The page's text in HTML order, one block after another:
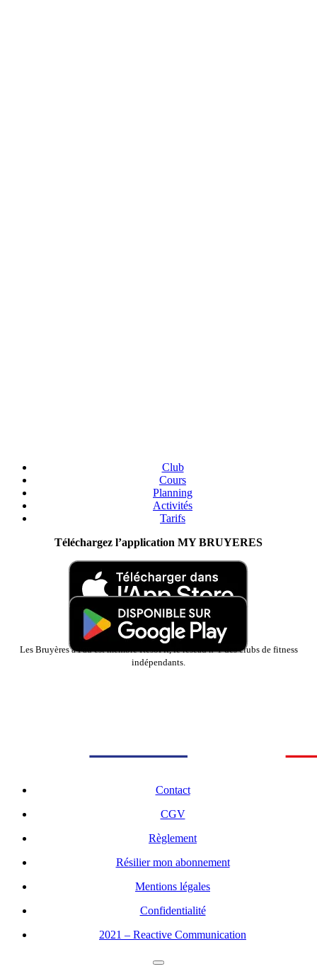
Club
Cours
Planning
Activités
Tarifs
Téléchargez l’application MY BRUYERES
Les Bruyères à Pau est membre ResoFit, le réseau n°1 des clubs de fitness
indépendants.
Contact
CGV
Règlement
Résilier mon abonnement
Mentions légales
Confidentialité
2021 – Reactive Communication